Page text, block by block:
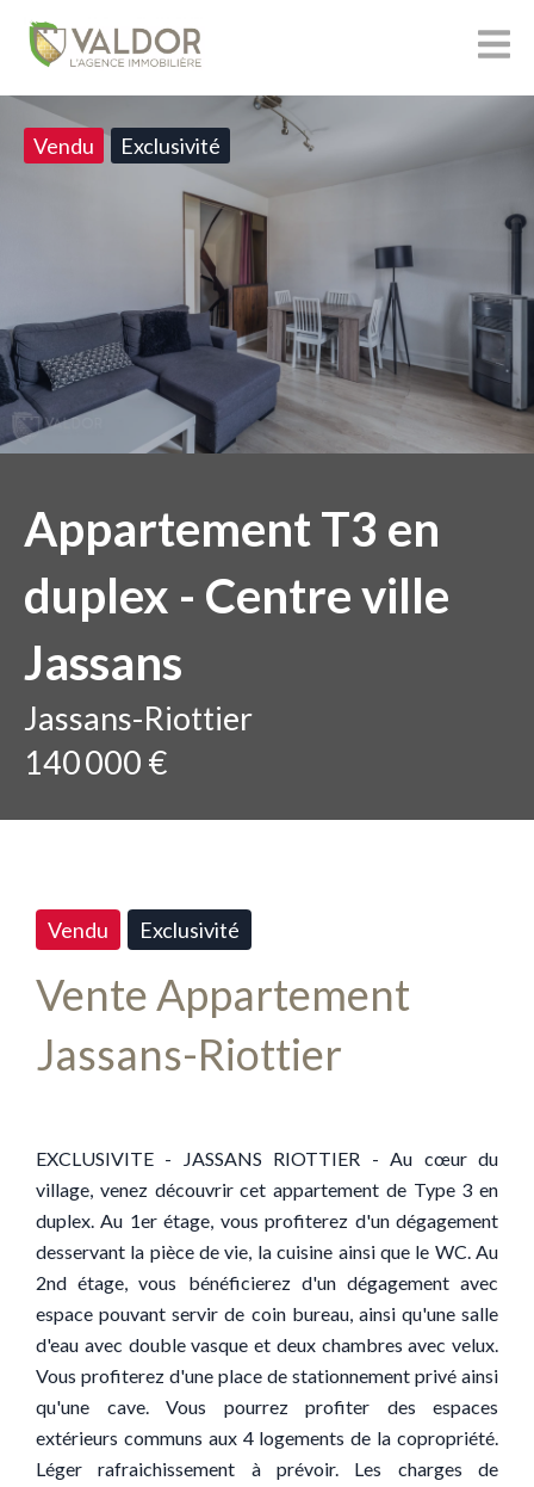
Vendu Exclusivité
Appartement T3 en
duplex - Centre ville
Jassans
Jassans-Riottier
140 000 €
Vendu Exclusivité
Vente Appartement
Jassans-Riottier
EXCLUSIVITE - JASSANS RIOTTIER - Au cœur du
village, venez découvrir cet appartement de Type 3 en
duplex. Au 1er étage, vous profiterez d'un dégagement
desservant la pièce de vie, la cuisine ainsi que le WC. Au
2nd étage, vous bénéficierez d'un dégagement avec
espace pouvant servir de coin bureau, ainsi qu'une salle
d'eau avec double vasque et deux chambres avec velux.
Vous profiterez d'une place de stationnement privé ainsi
qu'une cave. Vous pourrez profiter des espaces
extérieurs communs aux 4 logements de la copropriété.
Léger rafraichissement à prévoir. Les charges de